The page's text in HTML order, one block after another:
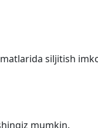
siljitish
mumkin.